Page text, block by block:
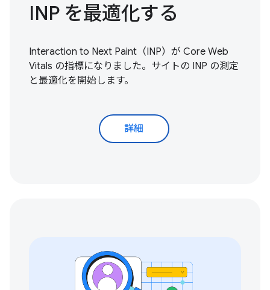
INP を最適化する
Interaction to Next Paint（INP）が Core Web
Vitals の指標になりました。サイトの INP の測定
と最適化を開始します。
詳細